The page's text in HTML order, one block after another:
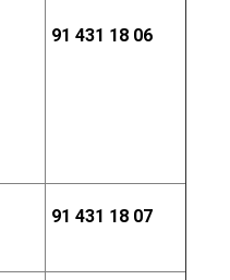
91 431 18 06
91 431 18 07